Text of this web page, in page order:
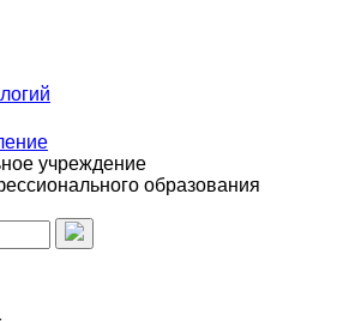
учреждение
образования